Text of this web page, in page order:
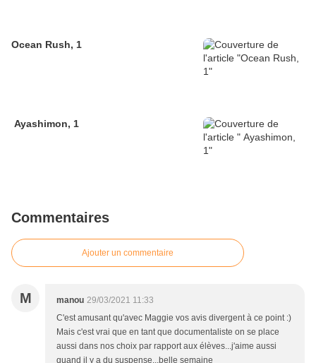
Ocean Rush, 1
Ayashimon, 1
Commentaires
Ajouter un commentaire
M manou 29/03/2021 11:33
C'est amusant qu'avec Maggie vos avis divergent à ce point :)
Mais c'est vrai que en tant que documentaliste on se place
aussi dans nos choix par rapport aux élèves...j'aime aussi
quand il y a du suspense...belle semaine